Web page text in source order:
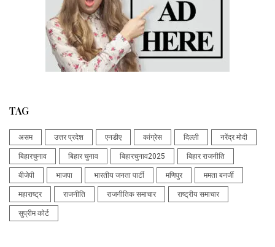
TAG
असम उत्तर प्रदेश एनडीए कांग्रेस दिल्ली नरेंद्र मोदी
बिहारचुनाव बिहार चुनाव बिहारचुनाव2025 बिहार राजनीति
बीजेपी भाजपा भारतीय जनता पार्टी मणिपुर ममता बनर्जी
महाराष्ट्र राजनीति राजनीतिक समाचार राष्ट्रीय समाचार
सुप्रीम कोर्ट